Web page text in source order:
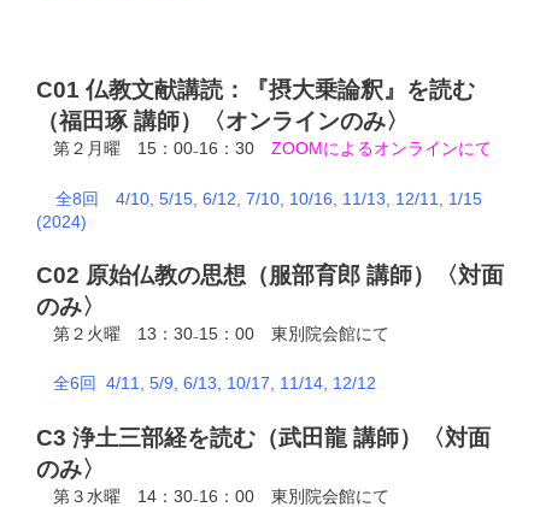
C01 仏教文献講読：『摂大乗論釈』を読む
（福田琢 講師）〈オンラインのみ〉
第２月曜 15：00₋16：30 ZOOMによるオンラインにて
全8回 4/10, 5/15, 6/12, 7/10, 10/16,
11/13, 12/11, 1/15
(2024)
C02 原始仏教の思想（服部育郎 講師）〈対面
のみ〉
第２火曜 13：30₋15：00 東別院会館にて
全6回 4/11, 5/9, 6/13, 10/17, 11/14, 12/12
C3 浄土三部経を読む（武田龍 講師）〈対面
のみ〉
第３水曜 14：30₋16：00 東別院会館にて